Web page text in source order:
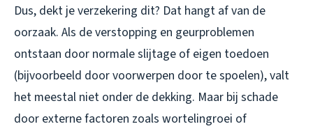
Dus, dekt je verzekering dit? Dat hangt af van de
oorzaak. Als de verstopping en geurproblemen
ontstaan door normale slijtage of eigen toedoen
(bijvoorbeeld door voorwerpen door te spoelen), valt
het meestal niet onder de dekking. Maar bij schade
door externe factoren zoals wortelingroei of